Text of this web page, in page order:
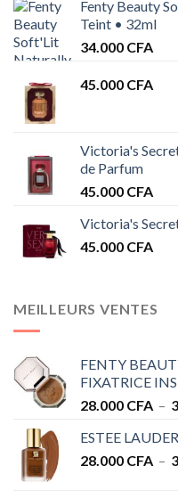
Fenty Beauty
Teint • 32ml
34.000 CFA
45.000 CFA
Victoria's
de Parfum
45.000 CFA
Victoria's
45.000 CFA
MEILLEURS VENTES
FENTY
FIXATRICE
28.000 CFA –
ESTEE
28.000 CFA –